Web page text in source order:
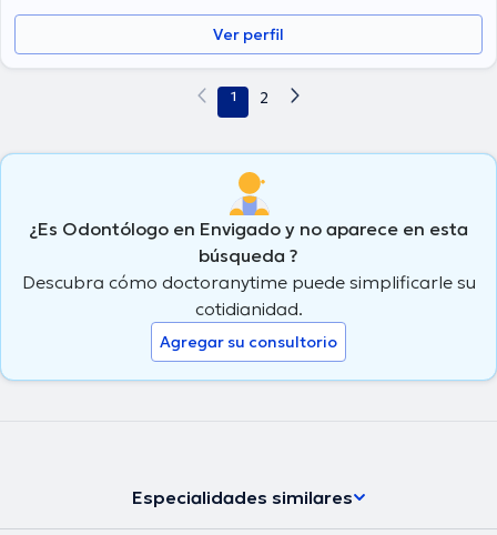
Ver perfil
1 2
¿Es Odontólogo en Envigado y no aparece en esta
búsqueda ?
Descubra cómo doctoranytime puede simplificarle su
cotidianidad.
Agregar su consultorio
Especialidades similares